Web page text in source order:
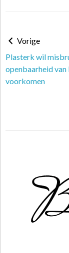
Vorige
Plasterk wil
openbaarheid van
voorkomen